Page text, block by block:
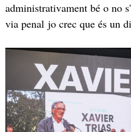
administrativament bé o no
via penal jo crec que és un